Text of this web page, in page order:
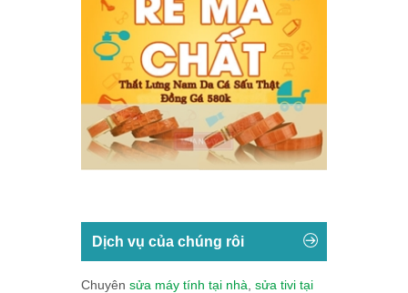
Dịch vụ của chúng rôi
Chuyên sửa máy tính tại nhà sửa tivi tại